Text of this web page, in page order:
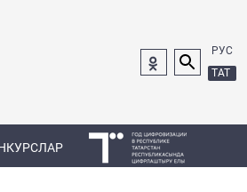
РУС
ТАТ